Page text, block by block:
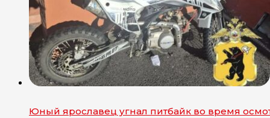
Юный ярославец угнал питбайк во время